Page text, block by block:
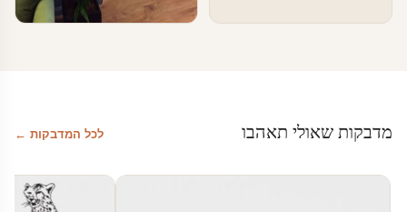
מדבקות שאולי תאהבו לכל המדבקות ←